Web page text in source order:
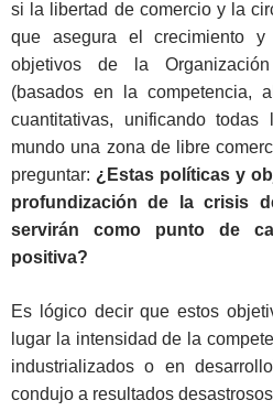
si la libertad de comercio y la
que asegura el crecimiento
objetivos de la
(basados en la competencia,
cuantitativas, unificando
mundo una zona de libre
preguntar: ¿Estas políticas y
profundización de la crisis
servirán como punto de
positiva?
Es lógico decir que estos
lugar la intensidad de la
industrializados o en
condujo a resultados